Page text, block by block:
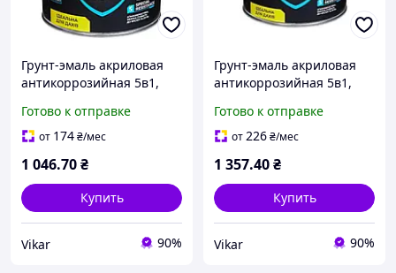
Грунт-эмаль акриловая
антикоррозийная 5в1,
ТМ PROTEX - 1,9 кг
Готово к отправке
от 174₴/мес
1 046.70₴
Купить
Vikar 90%
Грунт-эмаль акриловая
антикоррозийная 5в1,
PROTEX - 2,4 кг
Готово к отправке
от226₴/мес
1 357.40₴
Купить
Vikar 90%